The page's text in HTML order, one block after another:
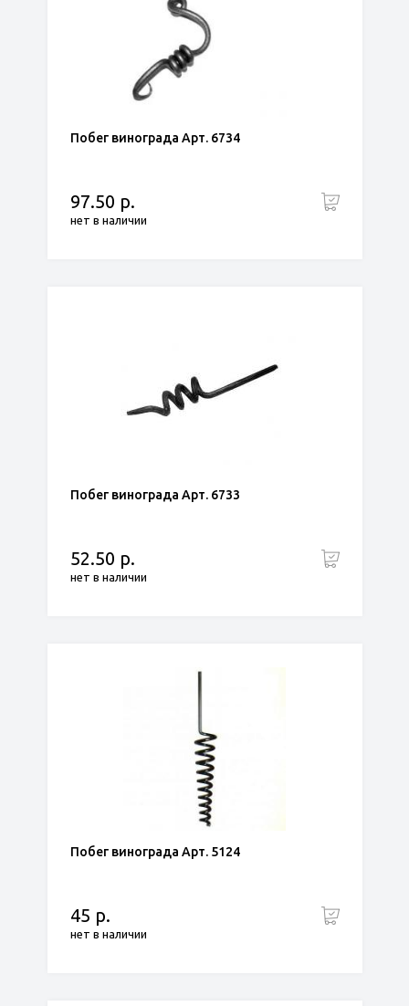
Побег винограда Арт. 6734
97.50 р.
нет в наличии
Побег винограда Арт. 6733
52.50 р.
нет в наличии
Побег винограда Арт. 5124
45 р.
нет в наличии